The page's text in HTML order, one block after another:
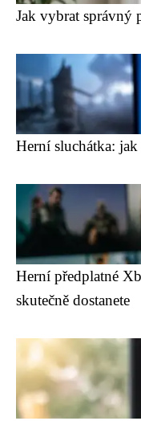
Jak vybrat správný
Herní sluchátka:
Herní předplatné
skutečně dostanete